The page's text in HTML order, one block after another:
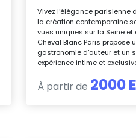
Vivez l’élégance parisienne
la création contemporaine
vues uniques sur la Seine
Cheval Blanc Paris propose
gastronomie d’auteur et un
expérience intime et
À partir de 2000